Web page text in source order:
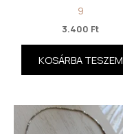
9
3.400 Ft
KOSÁRBA TESZEM